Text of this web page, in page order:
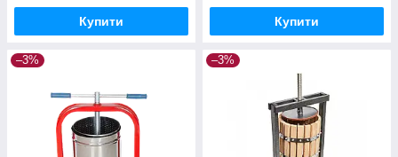
Купити Купити
–3% –3%